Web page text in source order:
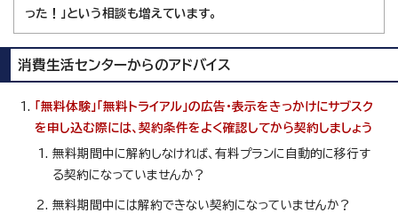
った！」という相談も増えています。
消費生活センターからのアドバイス
「無料体験」「無料トライアル」の広告・表示をきっかけにサブスク
を申し込む際には、契約条件をよく確認してから契約しましょう
無料期間中に解約しなければ、有料プランに自動的に移行す
る契約になっていませんか？
無料期間中には解約できない契約になっていませんか？